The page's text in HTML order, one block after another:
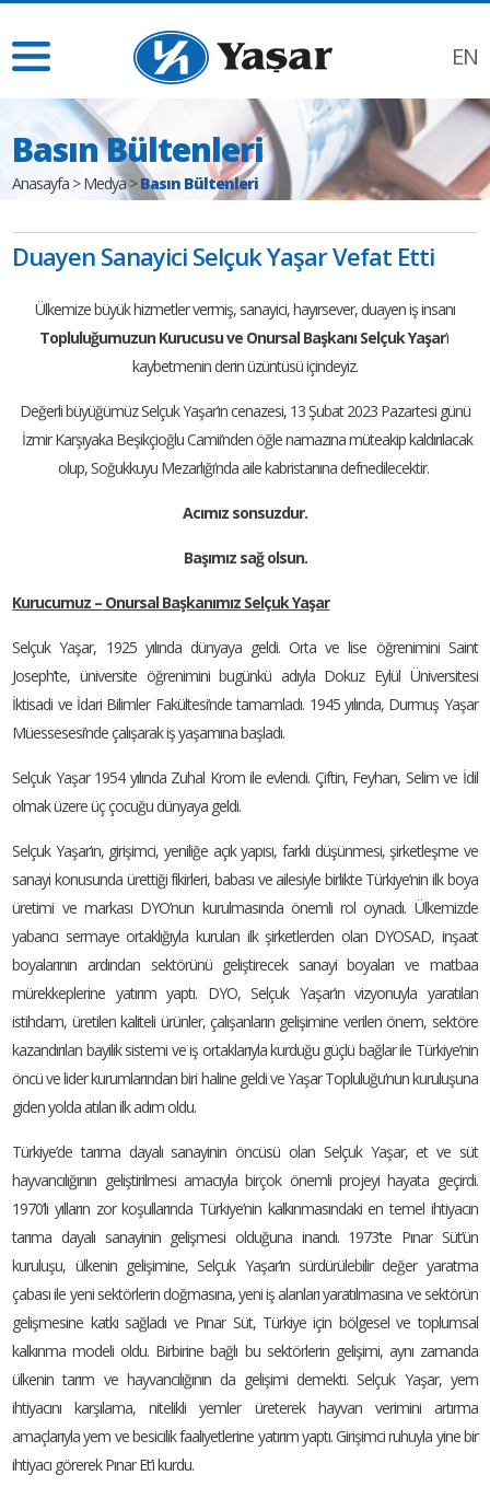
EN
Basın Bültenleri
Anasayfa >Medya>Basın Bültenleri
Duayen Sanayici Selçuk Yaşar Vefat Etti
Ülkemize büyük hizmetler vermiş, sanayici, hayırsever, duayen iş insanı
Topluluğumuzun Kurucusu ve Onursal Başkanı Selçuk Yaşar’ı
kaybetmenin derin üzüntüsü içindeyiz.
Değerli büyüğümüz Selçuk Yaşar’ın cenazesi, 13 Şubat 2023 Pazartesi günü
İzmir Karşıyaka Beşikçioğlu Camii’nden öğle namazına müteakip kaldırılacak
olup, Soğukkuyu Mezarlığı’nda aile kabristanına defnedilecektir.
Acımız sonsuzdur.
Başımız sağ olsun.
Kurucumuz – Onursal Başkanımız Selçuk Yaşar
Selçuk Yaşar, 1925 yılında dünyaya geldi. Orta ve lise öğrenimini Saint
Joseph’te, üniversite öğrenimini bugünkü adıyla Dokuz Eylül Üniversitesi
İktisadi ve İdari Bilimler Fakültesi’nde tamamladı. 1945 yılında, Durmuş Yaşar
Müessesesi’nde çalışarak iş yaşamına başladı.
Selçuk Yaşar 1954 yılında Zuhal Krom ile evlendi. Çiftin, Feyhan, Selim ve İdil
olmak üzere üç çocuğu dünyaya geldi.
Selçuk Yaşar’ın, girişimci, yeniliğe açık yapısı, farklı düşünmesi, şirketleşme ve
sanayi konusunda ürettiği fikirleri, babası ve ailesiyle birlikte Türkiye’nin ilk boya
üretimi ve markası DYO’nun kurulmasında önemli rol oynadı. Ülkemizde
yabancı sermaye ortaklığıyla kurulan ilk şirketlerden olan DYOSAD, inşaat
boyalarının ardından sektörünü geliştirecek sanayi boyaları ve matbaa
mürekkeplerine yatırım yaptı. DYO, Selçuk Yaşar’ın vizyonuyla yaratılan
istihdam, üretilen kaliteli ürünler, çalışanların gelişimine verilen önem, sektöre
kazandırılan bayilik sistemi ve iş ortaklarıyla kurduğu güçlü bağlar ile Türkiye’nin
öncü ve lider kurumlarından biri haline geldi ve Yaşar Topluluğu’nun kuruluşuna
giden yolda atılan ilk adım oldu.
Türkiye’de tarıma dayalı sanayinin öncüsü olan Selçuk Yaşar, et ve süt
hayvancılığının geliştirilmesi amacıyla birçok önemli projeyi hayata geçirdi.
1970’li yılların zor koşullarında Türkiye’nin kalkınmasındaki en temel ihtiyacın
tarıma dayalı sanayinin gelişmesi olduğuna inandı. 1973’te Pınar Süt’ün
kuruluşu, ülkenin gelişimine, Selçuk Yaşar’ın sürdürülebilir değer yaratma
çabası ile yeni sektörlerin doğmasına, yeni iş alanları yaratılmasına ve sektörün
gelişmesine katkı sağladı ve Pınar Süt, Türkiye için bölgesel ve toplumsal
kalkınma modeli oldu. Birbirine bağlı bu sektörlerin gelişimi, aynı zamanda
ülkenin tarım ve hayvancılığının da gelişimi demekti. Selçuk Yaşar, yem
ihtiyacını karşılama, nitelikli yemler üreterek hayvan verimini artırma
amaçlarıyla yem ve besicilik faaliyetlerine yatırım yaptı. Girişimci ruhuyla yine bir
ihtiyacı görerek Pınar Et’i kurdu.